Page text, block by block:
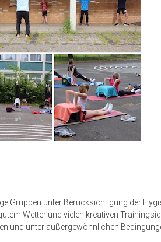
Gruppen unter Berücksichtigung der
Wetter und vielen kreativen
und unter außergewöhnlichen